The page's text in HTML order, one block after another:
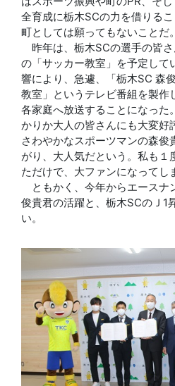
全育成に栃木SCの力を借りるこ
町としては願ってもないことだ。
昨年は、栃木SCの選手の皆
の「サッカー教室」を予定して
響により、急遽、「栃木SC 森
教室」というテレビ番組を製作
各家庭へ放送することになった
かりか大人の皆さんにも大変好
さわやかなスポーツマンの森俊
がり、大人気だという。私も１
ただけで、大ファンになってし
ともかく、今年からエースナ
俊貴君の活躍と、栃木SCのＪ1
い。